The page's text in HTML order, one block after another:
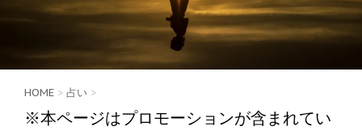
HOME > 占い >
※本ページはプロモーションが含まれてい